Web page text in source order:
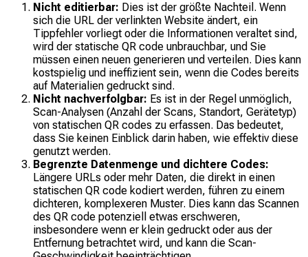
Nicht editierbar: Dies ist der größte Nachteil. Wenn
sich die URL der verlinkten Website ändert, ein
Tippfehler vorliegt oder die Informationen veraltet sind,
wird der statische QR code unbrauchbar, und Sie
müssen einen neuen generieren und verteilen. Dies kann
kostspielig und ineffizient sein, wenn die Codes bereits
auf Materialien gedruckt sind.
Nicht nachverfolgbar: Es ist in der Regel unmöglich,
Scan-Analysen (Anzahl der Scans, Standort, Gerätetyp)
von statischen QR codes zu erfassen. Das bedeutet,
dass Sie keinen Einblick darin haben, wie effektiv diese
genutzt werden.
Begrenzte Datenmenge und dichtere Codes:
Längere URLs oder mehr Daten, die direkt in einen
statischen QR code kodiert werden, führen zu einem
dichteren, komplexeren Muster. Dies kann das Scannen
des QR code potenziell etwas erschweren,
insbesondere wenn er klein gedruckt oder aus der
Entfernung betrachtet wird, und kann die Scan-